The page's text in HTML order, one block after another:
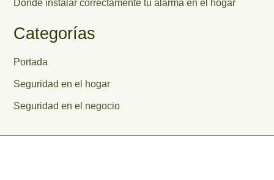
Dónde instalar correctamente tu alarma en el hogar
Categorías
Portada
Seguridad en el hogar
Seguridad en el negocio